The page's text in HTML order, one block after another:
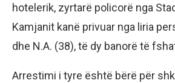
hotelerik, zyrtarë policorë nga
Kamjanit kanë privuar nga liria
dhe N.A. (38), të dy banorë të
​Arrestimi i tyre është bërë për